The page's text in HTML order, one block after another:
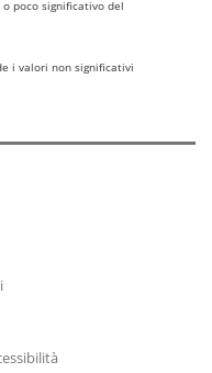
poco significativo del
i valori non significativi